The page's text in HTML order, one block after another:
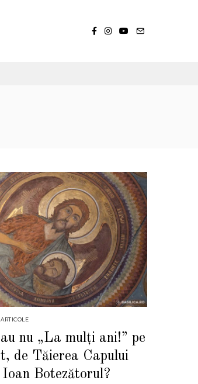
ARTICOLE
nu „La mulți ani!” pe
de Tăierea Capului
Botezătorul?